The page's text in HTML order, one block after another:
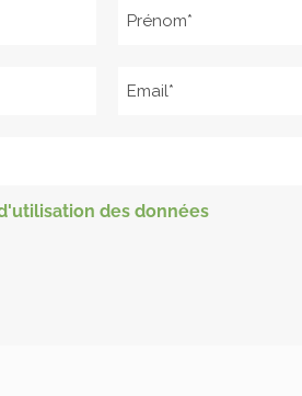
des données